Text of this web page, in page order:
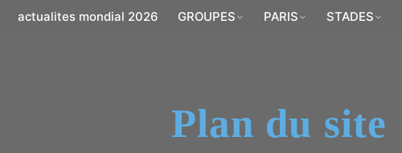
actualites mondial 2026 GROUPES PARIS STADES
Plan du site